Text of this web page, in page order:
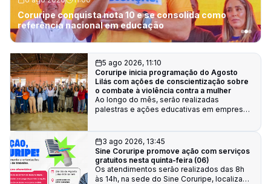
Coruripe conquista nota 10 e se consolida como
referência nacional em educação
5 ago 2026, 11:10
Coruripe inicia programação do Agosto
Lilás com ações de conscientização sobre
o combate à violência contra a mulher
Ao longo do mês, serão realizadas
palestras e ações educativas em empresas
3 ago 2026, 13:45
Sine Coruripe promove ação com serviços
gratuitos nesta quinta-feira (06)
Os atendimentos serão realizados das 8h
às 14h, na sede do Sine Coruripe, localizada